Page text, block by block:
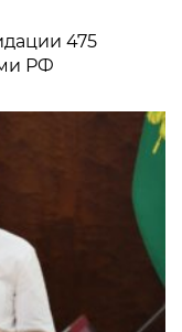
475
РФ